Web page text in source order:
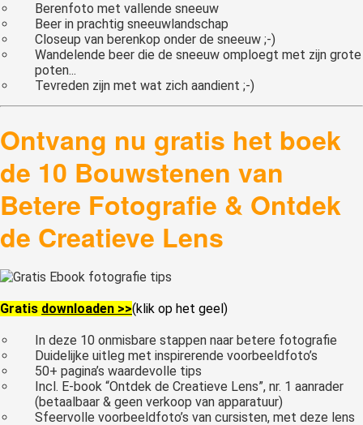
Berenfoto met vallende sneeuw
Beer in prachtig sneeuwlandschap
Closeup van berenkop onder de sneeuw ;-)
Wandelende beer die de sneeuw omploegt met zijn grote
poten...
Tevreden zijn met wat zich aandient ;-)
Ontvang nu gratis het boek
de 10 Bouwstenen van
Betere Fotografie & Ontdek
de Creatieve Lens
Gratis downloaden >>(klik op het geel)
In deze 10 onmisbare stappen naar betere fotografie
Duidelijke uitleg met inspirerende voorbeeldfoto’s
50+ pagina’s waardevolle tips
Incl. E-book “Ontdek de Creatieve Lens”, nr. 1 aanrader
(betaalbaar & geen verkoop van apparatuur)
Sfeervolle voorbeeldfoto’s van cursisten, met deze lens